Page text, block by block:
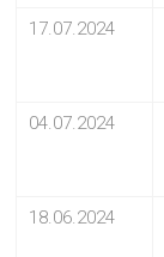
17.07.2024
04.07.2024
18.06.2024